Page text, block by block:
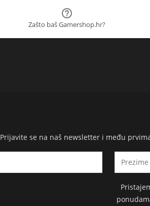

Zašto baš Gamershop.hr?
Prijavite se na naš newsletter i među